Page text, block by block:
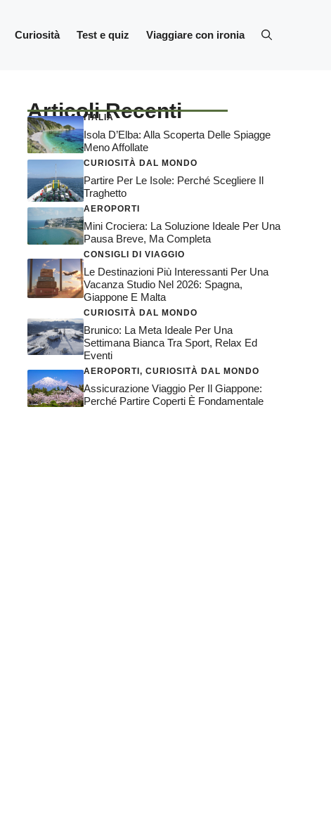
Curiosità Test e quiz Viaggiare con ironia
Articoli Recenti
ITALIA
Isola D’Elba: Alla Scoperta Delle Spiagge
Meno Affollate
CURIOSITÀ DAL MONDO
Partire Per Le Isole: Perché Scegliere Il
Traghetto
AEROPORTI
Mini Crociera: La Soluzione Ideale Per Una
Pausa Breve, Ma Completa
CONSIGLI DI VIAGGIO
Le Destinazioni Più Interessanti Per Una
Vacanza Studio Nel 2026: Spagna,
Giappone E Malta
CURIOSITÀ DAL MONDO
Brunico: La Meta Ideale Per Una
Settimana Bianca Tra Sport, Relax Ed
Eventi
AEROPORTI , CURIOSITÀ DAL MONDO
Assicurazione Viaggio Per Il Giappone:
Perché Partire Coperti È Fondamentale